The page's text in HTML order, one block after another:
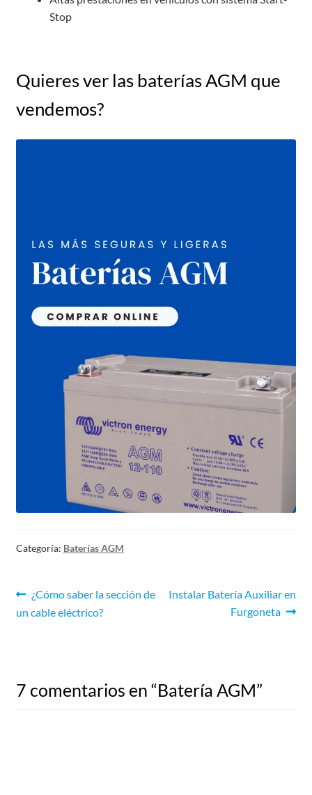
Stop
Quieres ver las baterías AGM que
vendemos?
Categoría: Baterías AGM
¿Cómo saber la sección de
un cable eléctrico?
Instalar Batería Auxiliar en
Furgoneta
7 comentarios en “Batería AGM”